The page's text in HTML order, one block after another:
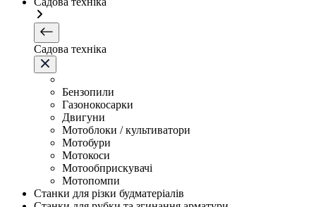
Садова техніка
Бензопили
Газонокосарки
Двигуни
Мотоблоки / культиватори
Мотобури
Мотокоси
Мотообприскувачі
Мотопомпи
Станки для різки будматеріалів